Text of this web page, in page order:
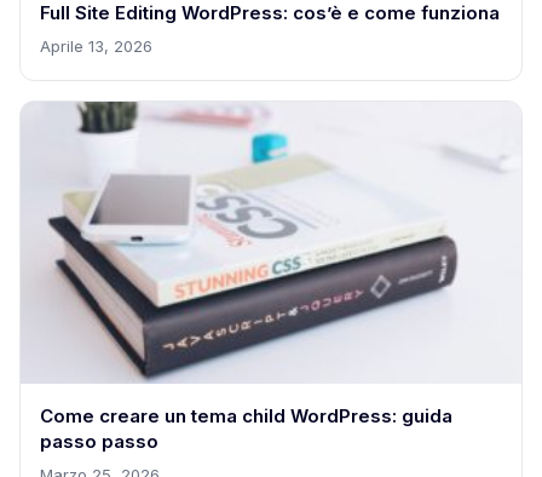
Full Site Editing WordPress: cos’è e come funziona
Aprile 13, 2026
Come creare un tema child WordPress: guida
passo passo